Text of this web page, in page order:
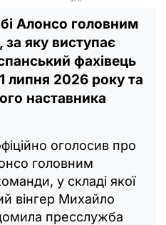
Алонсо головним
яку виступає
фахівець
липня 2026 року та
наставника
оголосив про
головним
у складі якої
вінгер Михайло
пресслужба